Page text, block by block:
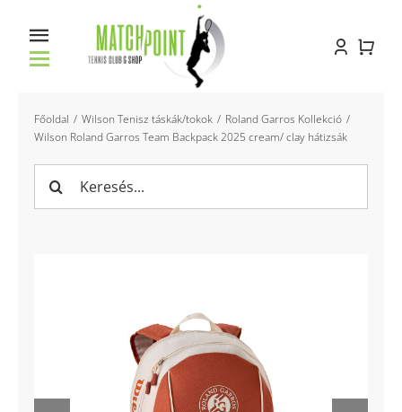
Toggle
Főoldal
Racket service
Pályabérlés
Főoldal Wilson Tenisz táskák/tokok
Roland Garros Kollekció
Wilson Roland Garros Team Backpack 2025 cream/ clay hátizsák